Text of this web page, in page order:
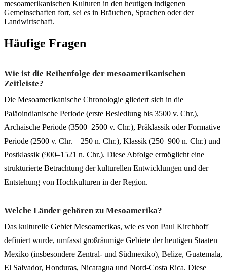
mesoamerikanischen Kulturen in den heutigen indigenen
Gemeinschaften fort, sei es in Bräuchen, Sprachen oder der
Landwirtschaft.
Häufige Fragen
Wie ist die Reihenfolge der mesoamerikanischen
Zeitleiste?
Die Mesoamerikanische Chronologie gliedert sich in die
Paläoindianische Periode (erste Besiedlung bis 3500 v. Chr.),
Archaische Periode (3500–2500 v. Chr.), Präklassik oder Formative
Periode (2500 v. Chr. – 250 n. Chr.), Klassik (250–900 n. Chr.) und
Postklassik (900–1521 n. Chr.). Diese Abfolge ermöglicht eine
strukturierte Betrachtung der kulturellen Entwicklungen und der
Entstehung von Hochkulturen in der Region.
Welche Länder gehören zu Mesoamerika?
Das kulturelle Gebiet Mesoamerikas, wie es von Paul Kirchhoff
definiert wurde, umfasst großräumige Gebiete der heutigen Staaten
Mexiko (insbesondere Zentral- und Südmexiko), Belize, Guatemala,
El Salvador, Honduras, Nicaragua und Nord-Costa Rica. Diese